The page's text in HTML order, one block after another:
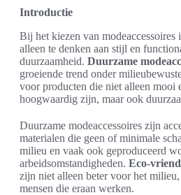
Introductie
Bij het kiezen van
alleen te denken aan stijl en
duurzaamheid. Duurzame
groeiende trend onder
voor producten die niet alleen mooi
hoogwaardig zijn, maar ook
Duurzame modeaccessoires zijn
materialen die geen of minimale
milieu en vaak ook geproduceerd
arbeidsomstandigheden. Eco-
zijn niet alleen beter voor het
mensen die eraan werken.